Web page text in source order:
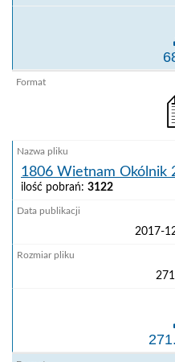
Poprawki do
1806 Wietnam Okólnik
ilość pobrań: 3122
2017-
1806 Wietnam Okólnik